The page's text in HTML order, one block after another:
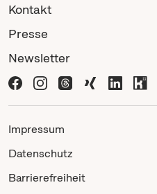
Kontakt
Presse
Newsletter
Impressum
Datenschutz
Barrierefreiheit